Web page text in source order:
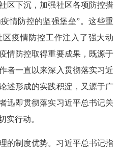
区下沉，加强社区各项防控措
情防控的坚强堡垒”。这些重
疫情防控工作注入了强大动
情防控取得重要成果，既源于
者一直以来深入贯彻落实习近
述形成的实践积淀，又源于广
迅即贯彻落实习近平总书记关
实行动。
的制度优势。习近平总书记指